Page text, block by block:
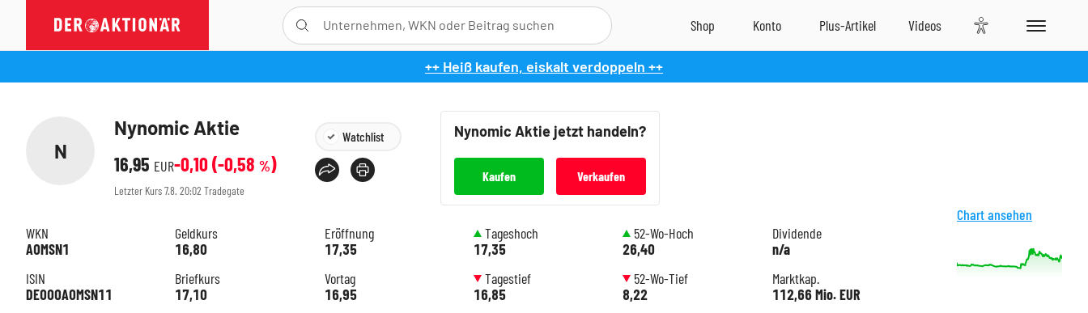
++ Heiß kaufen, eiskalt verdoppeln ++
N
Nynomic Aktie
16,95 EUR-0,10(-0,58 %)
Letzter Kurs7.8. 20:02 Tradegate
Watchlist
Chart ansehen
Nynomic Aktie jetzt handeln?
Kaufen Verkaufen
WKN
A0MSN1
ISIN
DE000A0MSN11
Geldkurs
16,80
Briefkurs
17,10
Eröffnung
17,35
Vortag
16,95
Tageshoch
17,35
Tagestief
16,85
52-Wo-Hoch
26,40
52-Wo-Tief
8,22
Dividende
n/a
Marktkap.
112,66 Mio. EUR